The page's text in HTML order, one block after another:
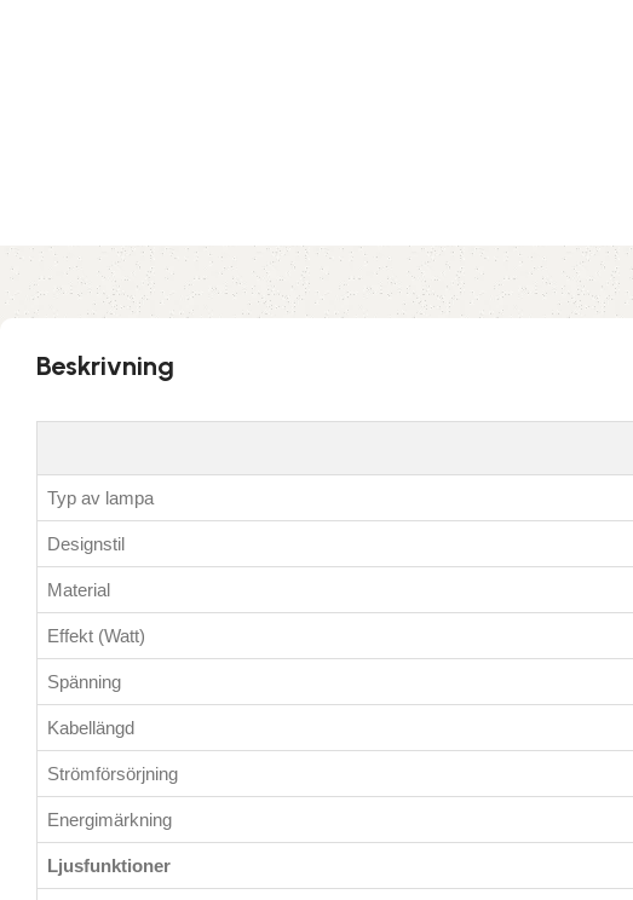
Beskrivning
Typ av lampa
Designstil
Material
Effekt (Watt)
Spänning
Kabellängd
Strömförsörjning
Energimärkning
Ljusfunktioner